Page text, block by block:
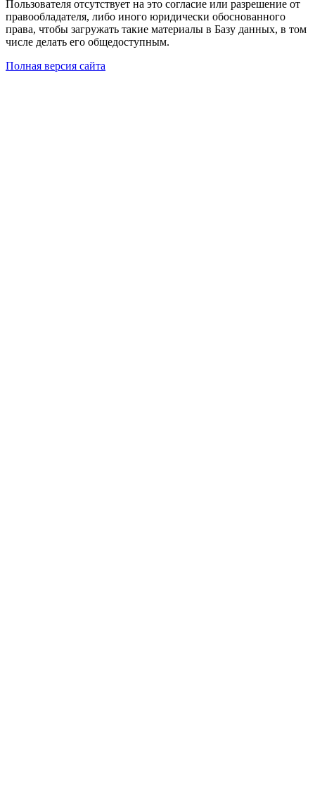
Пользователя отсутствует на это согласие или разрешение от
правообладателя, либо иного юридически обоснованного
права, чтобы загружать такие материалы в Базу данных, в том
числе делать его общедоступным.
Полная версия сайта